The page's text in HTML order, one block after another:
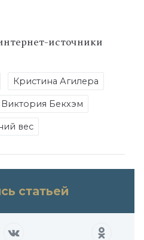
источники
Кристина Агилера
Виктория Бекхэм
вес
статьей